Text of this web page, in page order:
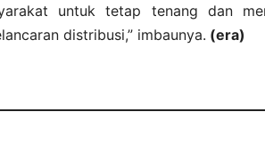
untuk tetap tenang dan
distribusi,” imbaunya. (era)